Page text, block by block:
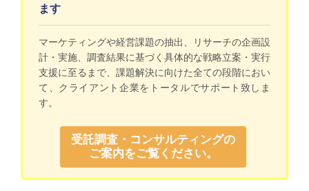
ます
マーケティングや経営課題の抽出、リサーチの企画設
計・実施、調査結果に基づく具体的な戦略立案・実行
支援に至るまで、課題解決に向けた全ての段階におい
て、クライアント企業をトータルでサポート致しま
す。
受託調査・コンサルティングの
ご案内をご覧ください。